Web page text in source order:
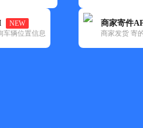
NEW
车辆位置信息
商家寄件
商家发货 寄
中通快递 ✕ 地区：蜀山区 ✕ 清
山区,合肥市,